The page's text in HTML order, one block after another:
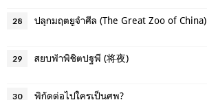
28 ปลุกมฤตยูจำศีล (The Great Zoo of China)
29 สยบฟ้าพิชิตปฐพี (将夜)
30 พิกัดต่อไปใครเป็นศพ?